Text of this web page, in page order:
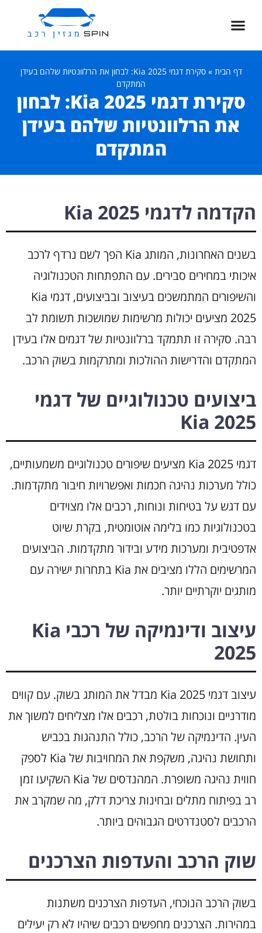
דף הבית »
סקירת דגמי Kia 2025: לבחון את הרלוונטיות שלהם בעידן
המתקדם
סקירת דגמי Kia 2025: לבחון
את הרלוונטיות שלהם בעידן
המתקדם
הקדמה לדגמי Kia 2025
בשנים האחרונות, המותג Kia הפך לשם נרדף לרכב
איכותי במחירים סבירים. עם התפתחות הטכנולוגיה
והשיפורים המתמשכים בעיצוב ובביצועים, דגמי Kia
2025 מציעים יכולות מרשימות שמושכות תשומת לב
רבה. סקירה זו תתמקד ברלוונטיות של דגמים אלו בעידן
המתקדם והדרישות ההולכות ומתרקמות בשוק הרכב.
ביצועים טכנולוגיים של דגמי
Kia 2025
דגמי Kia 2025 מציעים שיפורים טכנולוגיים משמעותיים,
כולל מערכות נהיגה חכמות ואפשרויות חיבור מתקדמות.
עם דגש על בטיחות ונוחות, רכבים אלו מצוידים
בטכנולוגיות כמו בלימה אוטומטית, בקרת שיוט
אדפטיבית ומערכות מידע ובידור מתקדמות. הביצועים
המרשימים הללו מציבים את Kia בתחרות ישירה עם
מותגים יוקרתיים יותר.
עיצוב ודינמיקה של רכבי Kia
2025
עיצוב דגמי Kia 2025 מבדל את המותג בשוק. עם קווים
מודרניים ונוכחות בולטת, רכבים אלו מצליחים למשוך את
העין. הדינמיקה של הרכב, כולל התנהגות בכביש
ותחושת נהיגה, משקפת את המחויבות של Kia לספק
חווית נהיגה משופרת. המהנדסים של Kia השקיעו זמן
רב בפיתוח מתלים ובחינות צריכת דלק, מה שמקרב את
הרכבים לסטנדרטים הגבוהים ביותר.
שוק הרכב והעדפות הצרכנים
בשוק הרכב הנוכחי, העדפות הצרכנים משתנות
במהירות. הצרכנים מחפשים רכבים שיהיו לא רק יעילים